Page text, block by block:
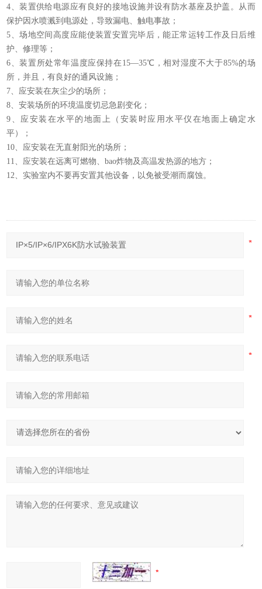
4、装置供给电源应有良好的接地设施并设有防水基座及护盖。从而
保护因水喷溅到电源处，导致漏电、触电事故；
5、场地空间高度应能使装置安置完毕后，能正常运转工作及日后维
护、修理等；
6、装置所处常年温度应保持在15—35℃，相对湿度不大于85%的场
所，并且，有良好的通风设施；
7、应安装在灰尘少的场所；
8、安装场所的环境温度切忌急剧变化；
9、应安装在水平的地面上（安装时应用水平仪在地面上确定水
平）；
10、应安装在无直射阳光的场所；
11、应安装在远离可燃物、bao炸物及高温发热源的地方；
12、实验室内不要再安置其他设备，以免被受潮而腐蚀。